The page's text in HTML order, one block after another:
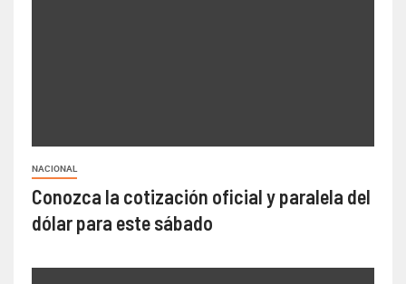
NACIONAL
Conozca la cotización oficial y paralela del
dólar para este sábado